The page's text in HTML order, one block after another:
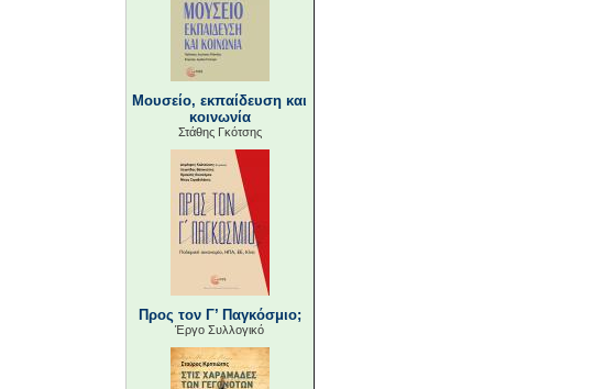
Μουσείο, εκπαίδευση και
κοινωνία
Στάθης Γκότσης
Προς τον Γ’ Παγκόσμιο;
Έργο Συλλογικό